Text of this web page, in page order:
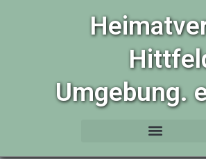
Umgebung.